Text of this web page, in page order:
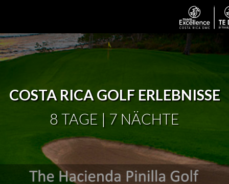
COSTA RICA GOLF ERLEBNISSE
8 TAGE | 7 NÄCHTE